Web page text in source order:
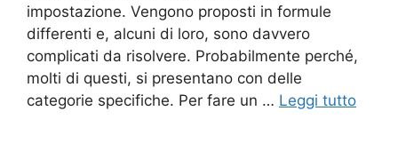
impostazione. Vengono proposti in formule
differenti e, alcuni di loro, sono davvero
complicati da risolvere. Probabilmente perché,
molti di questi, si presentano con delle
categorie specifiche. Per fare un … Leggi tutto